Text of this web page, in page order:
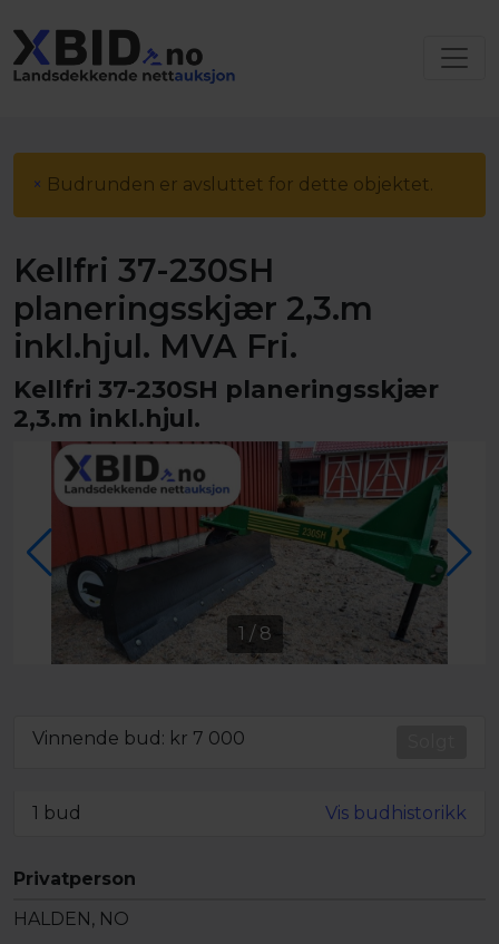
× Budrunden er avsluttet for dette objektet.
Kellfri 37-230SH
planeringsskjær 2,3.m
inkl.hjul. MVA Fri.
Kellfri 37-230SH planeringsskjær
2,3.m inkl.hjul.
1 / 8
Vinnende bud: kr 7 000
1 bud Vis budhistorikk
Privatperson
HALDEN, NO